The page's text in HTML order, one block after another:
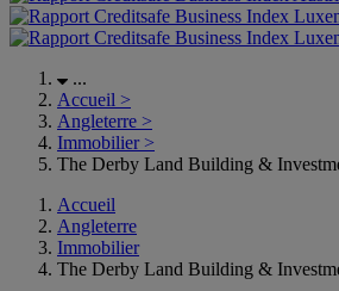
...
Accueil >
Angleterre >
Immobilier >
The Derby Land Building &
Accueil
Angleterre
Immobilier
The Derby Land Building &